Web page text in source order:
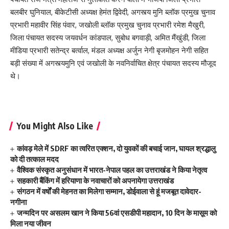
बलबीर घुनियाल, बीकेटीसी अध्यक्ष हेमंत द्विवेदी, अगस्त्य मुनि ब्लॉक प्रमुख चुनाव
प्रभारी महावीर सिंह पंवार, जखोली ब्लॉक प्रमुख चुनाव प्रभारी रमेश मैखुरी,
जिला पंचायत सदस्य जयवर्धन कांडपाल, सुबोध बगवाड़ी, अमित मैंखुंडी, जिला
मीडिया प्रभारी सतेन्द्र बर्त्वाल, मंडल अध्यक्ष अर्जुन नेगी बृजमोहन नेगी सहित
बड़ी संख्या में अगस्त्यमुनि एवं जखोली के नवनिर्वाचित क्षेत्र पंचायत सदस्य मौजूद
थे।
You Might Also Like
कांवड़ मेले में SDRF का त्वरित एक्शन, दो युवकों की बचाई जान, घायल श्रद्धालु
को दी तत्काल मदद
वैश्विक संस्कृत अनुसंधान में भारत-नेपाल पहल का उत्तराखंड ने किया नेतृत्व
सहकारी बैंकिंग में हरियाणा के नवाचारों को अपनायेगा उत्तराखंड
संगठन में वर्षों की मेहनत का मिलेगा सम्मान, डोईवाला से हूं मजबूत दावेदार-
नगीना
जन्मदिन पर असलम खान ने किया 56वां एसडीपी महादान, 10 दिन के मासूम को
मिला नया जीवन